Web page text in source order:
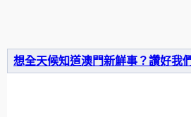
想全天候知道澳門新鮮事？讚好我